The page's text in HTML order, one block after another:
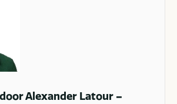
Alexander Latour –